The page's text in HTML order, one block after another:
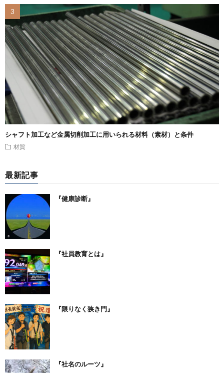
シャフト加工など金属切削加工に用いられる材料（素材）と条件
材質
最新記事
『健康診断』
『社員教育とは』
『限りなく狭き門』
『社名のルーツ』